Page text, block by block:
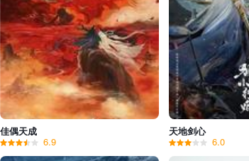
佳偶天成
6.9
天地剑心
6.0